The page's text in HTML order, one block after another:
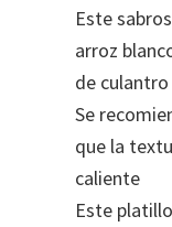
Este
arroz
de culantro
Se
que la
caliente
Este